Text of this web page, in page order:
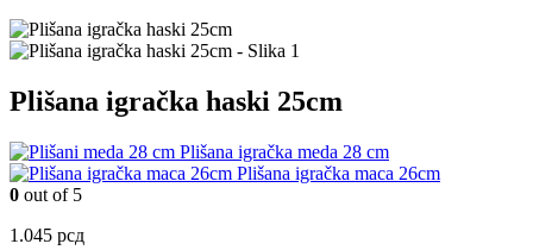
Plišana igračka haski 25cm
Plišana igračka meda 28 cm
Plišana igračka maca 26cm
0 out of 5
1.045 рсд